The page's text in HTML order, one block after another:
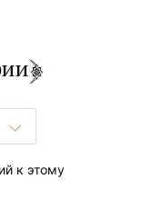
к этому